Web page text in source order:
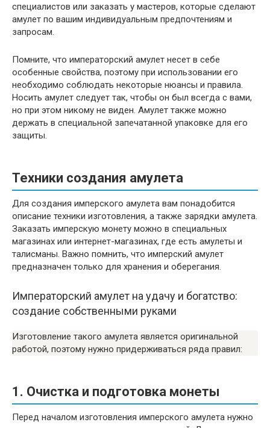
специалистов или заказать у мастеров, которые сделают
амулет по вашим индивидуальным предпочтениям и
запросам.
Помните, что императорский амулет несет в себе
особенные свойства, поэтому при использовании его
необходимо соблюдать некоторые нюансы и правила.
Носить амулет следует так, чтобы он был всегда с вами,
но при этом никому не виден. Амулет также можно
держать в специальной запечатанной упаковке для его
защиты.
Техники создания амулета
Для создания имперского амулета вам понадобится
описание техники изготовления, а также зарядки амулета.
Заказать имперскую монету можно в специальных
магазинах или интернет-магазинах, где есть амулеты и
талисманы. Важно помнить, что имперский амулет
предназначен только для хранения и оберегания.
Императорский амулет на удачу и богатство:
создание собственными руками
Изготовление такого амулета является оригинальной
работой, поэтому нужно придерживаться ряда правил:
1. Очистка и подготовка монеты
Перед началом изготовления имперского амулета нужно